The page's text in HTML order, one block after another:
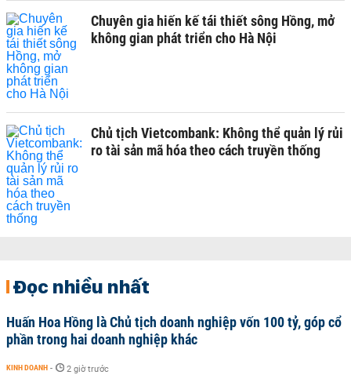
Chuyên gia hiến kế tái thiết sông Hồng, mở
không gian phát triển cho Hà Nội
Chủ tịch Vietcombank: Không thể quản lý rủi
ro tài sản mã hóa theo cách truyền thống
Đọc nhiều nhất
Huấn Hoa Hồng là Chủ tịch doanh nghiệp vốn 100 tỷ, góp cổ
phần trong hai doanh nghiệp khác
KINH DOANH - 2 giờ trước